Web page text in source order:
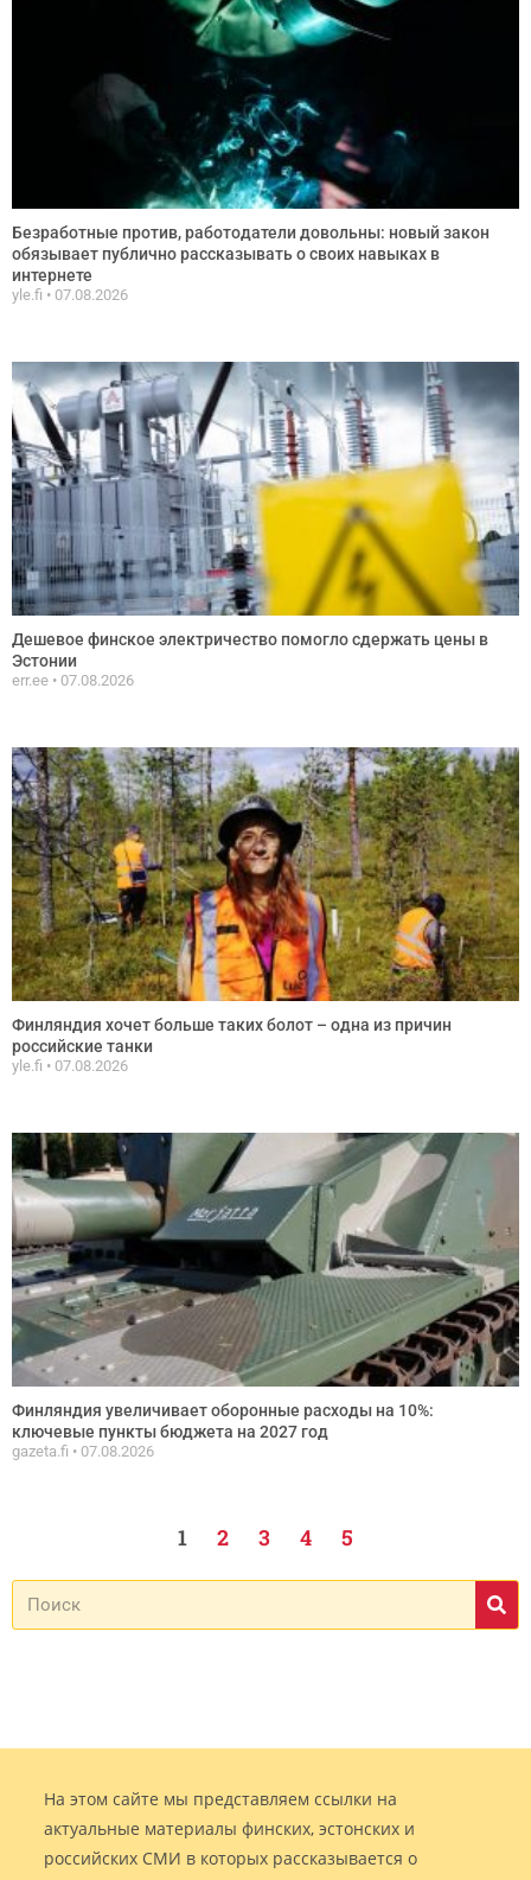
Безработные против, работодатели довольны: новый закон
обязывает публично рассказывать о своих навыках в
интернете
yle.fi 07.08.2026
Дешевое финское электричество помогло сдержать цены в
Эстонии
err.ee 07.08.2026
Финляндия хочет больше таких болот – одна из причин
российские танки
yle.fi 07.08.2026
Финляндия увеличивает оборонные расходы на 10%:
ключевые пункты бюджета на 2027 год
gazeta.fi 07.08.2026
1 2 3 4 5
На этом сайте мы представляем ссылки на
актуальные материалы финских, эстонских и
российских СМИ в которых рассказывается о